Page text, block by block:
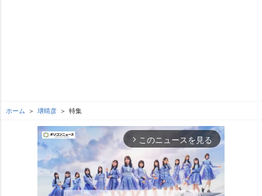
ホーム 壌晴彦 特集
arrow_forward_ios このニュースを見る